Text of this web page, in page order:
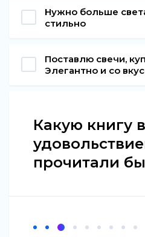
Нужно больше
стильно
Поставлю свечи,
Элегантно и со
Какую книгу
прочитали